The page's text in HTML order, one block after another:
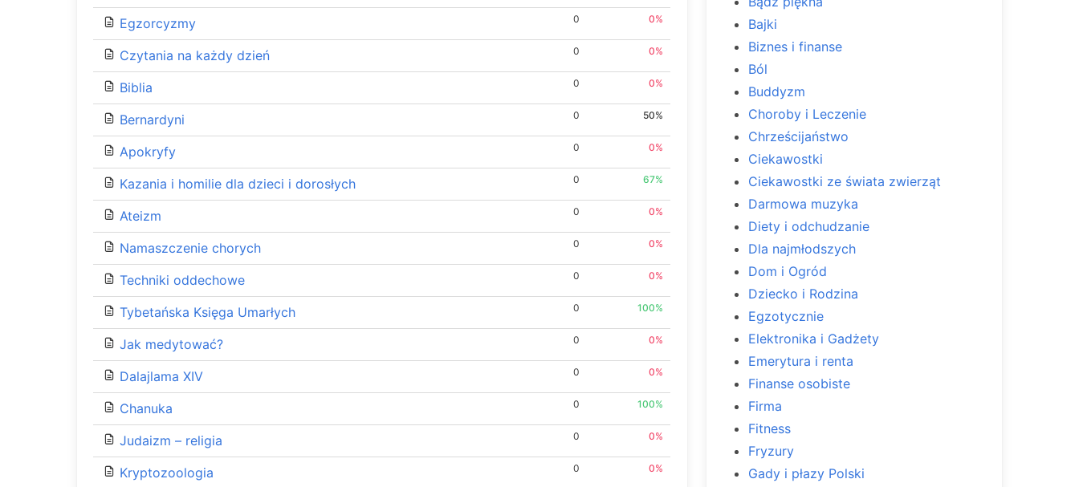
Egzorcyzmy 0 0%
Czytania na każdy dzień 0 0%
Biblia 0 0%
Bernardyni 0 50%
Apokryfy 0 0%
Kazania i homilie dla dzieci i dorosłych 0 67%
Ateizm 0 0%
Namaszczenie chorych 0 0%
Techniki oddechowe 0 0%
Tybetańska Księga Umarłych 0 100%
Jak medytować? 0 0%
Dalajlama XIV 0 0%
Chanuka 0 100%
Judaizm – religia 0 0%
Kryptozoologia 0 0%
Bajki
Biznes i finanse
Ból
Buddyzm
Choroby i Leczenie
Chrześcijaństwo
Ciekawostki
Ciekawostki ze świata zwierząt
Darmowa muzyka
Diety i odchudzanie
Dla najmłodszych
Dom i Ogród
Dziecko i Rodzina
Egzotycznie
Elektronika i Gadżety
Emerytura i renta
Finanse osobiste
Firma
Fitness
Fryzury
Gady i płazy Polski